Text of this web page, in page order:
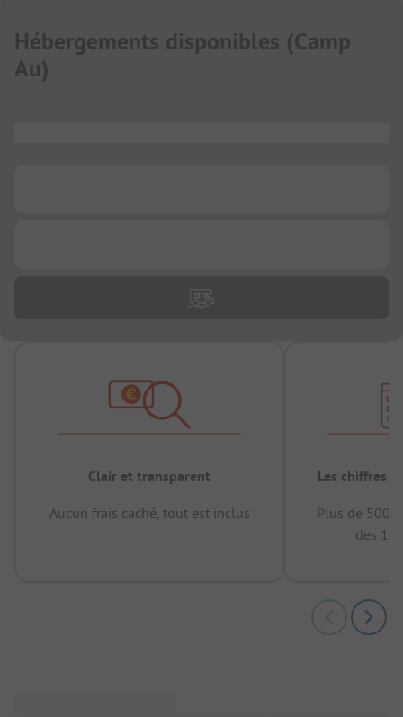
Hébergements disponibles (Camp
Au)
Clair et transparent
Aucun frais caché, tout est inclus
Les chiffres
Plus de
des 12